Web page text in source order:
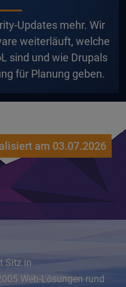
Updates mehr. Wir
weiterläuft, welche
sind und wie Drupals
für Planung geben.
am 03.07.2026
Sitz in
Web-Lösungen rund